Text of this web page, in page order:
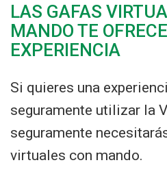
LAS GAFAS
MANDO TE
EXPERIENCIA
Si quieres una
seguramente utilizar la
seguramente
virtuales con mando.